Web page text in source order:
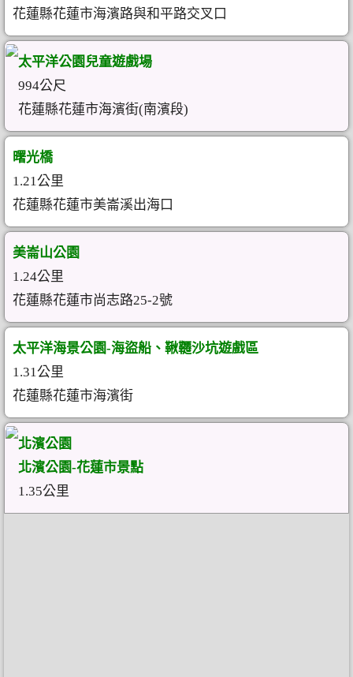
花蓮縣花蓮市海濱路與和平路交叉口
太平洋公園兒童遊戲場
994公尺
花蓮縣花蓮市海濱街(南濱段)
曙光橋
1.21公里
花蓮縣花蓮市美崙溪出海口
美崙山公園
1.24公里
花蓮縣花蓮市尚志路25-2號
太平洋海景公園-海盜船、鞦韆沙坑遊戲區
1.31公里
花蓮縣花蓮市海濱街
北濱公園
北濱公園-花蓮市景點
1.35公里